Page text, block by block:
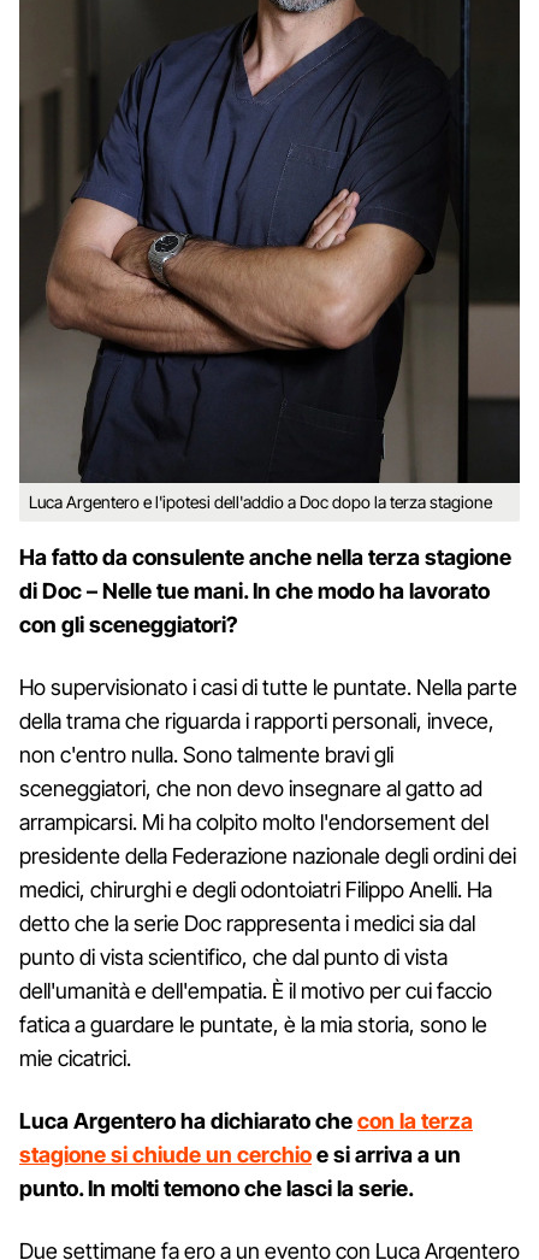
Luca Argentero e l'ipotesi dell'addio a Doc dopo la terza stagione
Ha fatto da consulente anche nella terza stagione
di Doc – Nelle tue mani. In che modo ha lavorato
con gli sceneggiatori?
Ho supervisionato i casi di tutte le puntate. Nella parte
della trama che riguarda i rapporti personali, invece,
non c'entro nulla. Sono talmente bravi gli
sceneggiatori, che non devo insegnare al gatto ad
arrampicarsi. Mi ha colpito molto l'endorsement del
presidente della Federazione nazionale degli ordini dei
medici, chirurghi e degli odontoiatri Filippo Anelli. Ha
detto che la serie Doc rappresenta i medici sia dal
punto di vista scientifico, che dal punto di vista
dell'umanità e dell'empatia. È il motivo per cui faccio
fatica a guardare le puntate, è la mia storia, sono le
mie cicatrici.
Luca Argentero ha dichiarato checon la terza
stagione si chiude un cerchioe si arriva a un
punto. In molti temono che lasci la serie.
Due settimane fa ero a un evento con Luca Argentero